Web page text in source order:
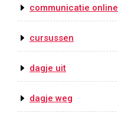
communicatie online
cursussen
dagje uit
dagje weg